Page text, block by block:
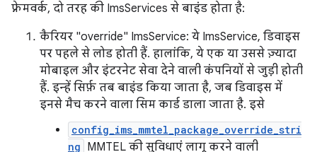
फ़्रेमवर्क, दो तरह की ImsServices से बाइंड होता है:
कैरियर "override" ImsService: ये ImsService, डिवाइस
पर पहले से लोड होती हैं. हालांकि, ये एक या उससे ज़्यादा
मोबाइल और इंटरनेट सेवा देने वाली कंपनियों से जुड़ी होती
हैं. इन्हें सिर्फ़ तब बाइंड किया जाता है, जब डिवाइस में
इनसे मैच करने वाला सिम कार्ड डाला जाता है. इसे
config_ims_mmtel_package_override_stri
ng MMTEL की सुविधाएं लागू करने वाली